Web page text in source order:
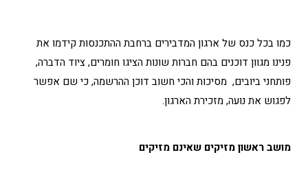
כמו בכל כנס של ארגון המדבירים ברחבת ההתכנסות קידמו את
פנינו מגוון דוכנים בהם חברות שונות הציגו חומרים, ציוד הדברה,
פותחני ביובים, מסיכות והכי חשוב דוכן ההרשמה, כי שם אפשר
לפגוש את נועה, מזכירת הארגון.
מושב ראשון מזיקים שאינם מזיקים